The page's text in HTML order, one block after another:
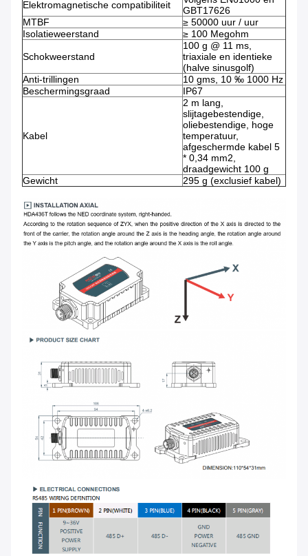
Elektromagnetische compatibiliteit
GBT17626
MTBF
≥ 50000 uur / uur
Isolatieweerstand
≥ 100 Megohm
Schokweerstand
100 g @ 11 ms,
triaxiale en identieke
(halve sinusgolf)
Anti-trillingen
10 gms, 10 ‰ 1000 Hz
Beschermingsgraad
IP67
Kabel
2 m lang,
slijtagebestendige,
oliebestendige, hoge
temperatuur,
afgeschermde kabel 5
* 0,34 mm2,
draadgewicht 100 g
Gewicht
295 g (exclusief kabel)